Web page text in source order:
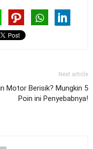
Next article
Motor Berisik? Mungkin 5
Poin ini Penyebabnya!